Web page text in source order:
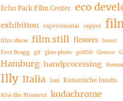
Echo Park Film Center eco
exhibition experimental expired
film show film still flowers forest
Fort Bragg gif glass photo graffiti Greece
Hamburg handprocessing
Illy Italia Juni Kanarische Inseln
Kiss the Moment kodachrome